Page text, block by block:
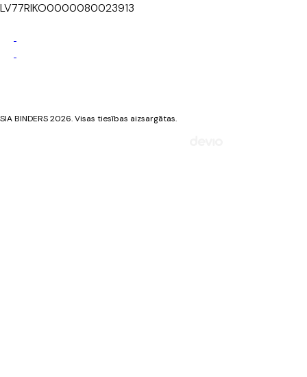
LV77RIKO0000080023913
SIA BINDERS 2026. Visas tiesības aizsargātas.